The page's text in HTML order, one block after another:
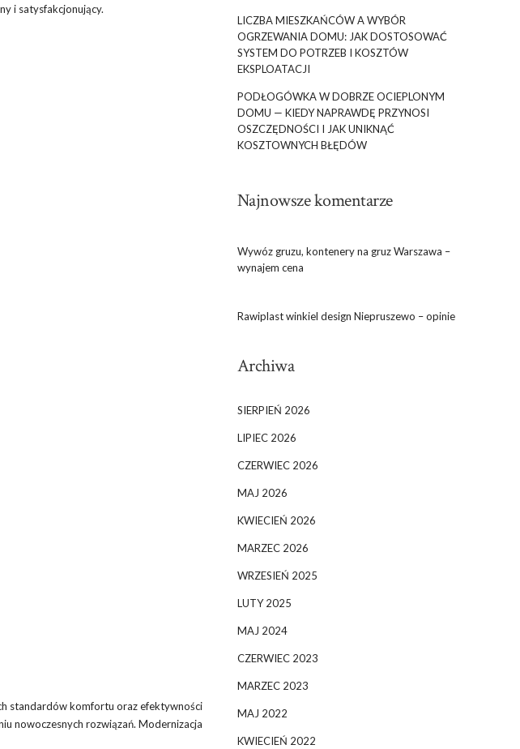
i satysfakcjonujący.
standardów komfortu oraz efektywności
nowoczesnych rozwiązań. Modernizacja
LICZBA MIESZKAŃCÓW A WYBÓR
OGRZEWANIA DOMU: JAK DOSTOSOWAĆ
SYSTEM DO POTRZEB I KOSZTÓW
EKSPLOATACJI
PODŁOGÓWKA W DOBRZE OCIEPLONYM
DOMU — KIEDY NAPRAWDĘ PRZYNOSI
OSZCZĘDNOŚCI I JAK UNIKNĄĆ
KOSZTOWNYCH BŁĘDÓW
Najnowsze komentarze
Wywóz gruzu, kontenery na gruz Warszawa –
wynajem cena
Rawiplast winkiel design Niepruszewo – opinie
Archiwa
SIERPIEŃ 2026
LIPIEC 2026
CZERWIEC 2026
MAJ 2026
KWIECIEŃ 2026
MARZEC 2026
WRZESIEŃ 2025
LUTY 2025
MAJ 2024
CZERWIEC 2023
MARZEC 2023
MAJ 2022
KWIECIEŃ 2022